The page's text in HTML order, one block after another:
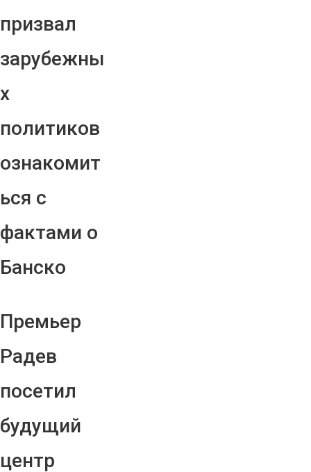
призвал
зарубежны
х
политиков
ознакомит
ься с
фактами о
Банско
Премьер
Радев
посетил
будущий
центр